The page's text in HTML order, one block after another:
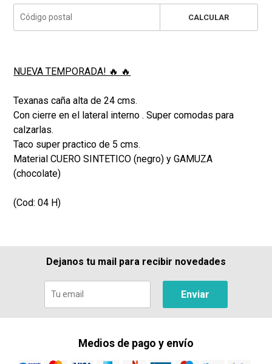
CALCULAR
NUEVA TEMPORADA! 🔥 🔥
Texanas caña alta de 24 cms.
Con cierre en el lateral interno . Super comodas para
calzarlas.
Taco super practico de 5 cms.
Material CUERO SINTETICO (negro) y GAMUZA
(chocolate)
(Cod: 04 H)
Dejanos tu mail para recibir novedades
Enviar
Medios de pago y envío